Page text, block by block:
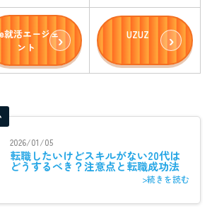
就活エージェ
ント
UZUZ
2026/01/05
転職したいけどスキルがない20代は
どうするべき？注意点と転職成功法
>続きを読む